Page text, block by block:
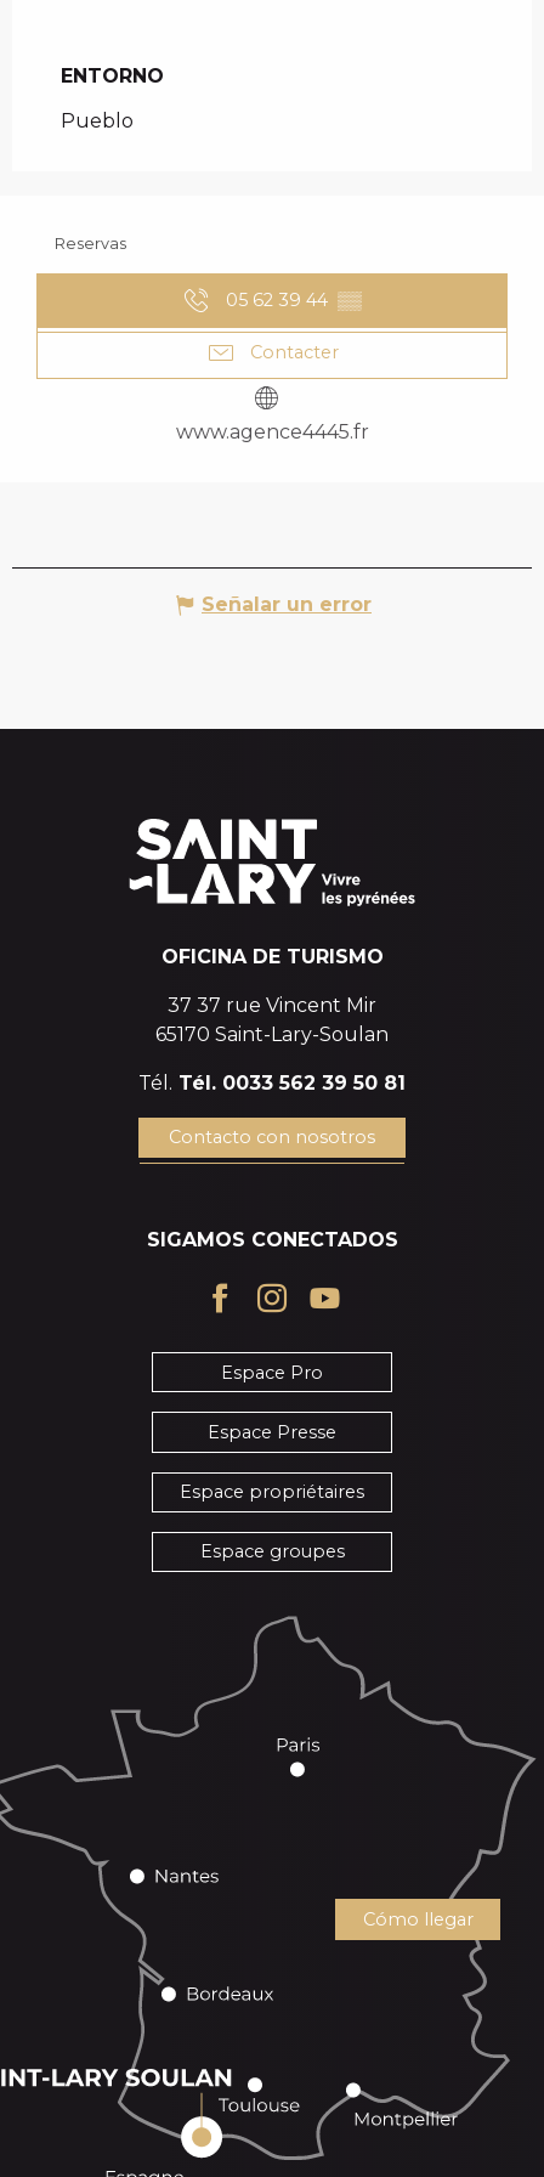
ENTORNO
ENTORNO
Pueblo
Reservas
05 62 39 44 ▒▒
Contacter
www.agence4445.fr
Señalar un error
OFICINA DE TURISMO
37 37 rue Vincent Mir
65170 Saint-Lary-Soulan
Tél. Tél. 0033 562 39 50 81
Contacto con nosotros
SIGAMOS CONECTADOS
Espace Pro
Espace Presse
Espace propriétaires
Espace groupes
Cómo llegar